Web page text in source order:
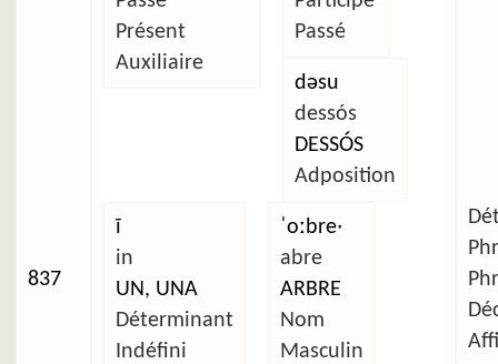
837
Présent
Auxiliaire
Passé
dəsu
dessós
DESSÓS
Adposition
ĩ
in
UN, UNA
Déterminant
Indéfini
ˈoːbreˑ
abre
ARBRE
Nom
Masculin